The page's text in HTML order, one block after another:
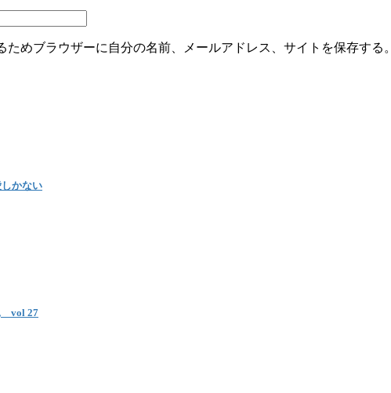
ためブラウザーに自分の名前、メールアドレス、サイトを保存する。
かない
vol 27